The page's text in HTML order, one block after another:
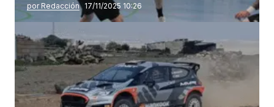
por Redacción 17/11/2025 10:26